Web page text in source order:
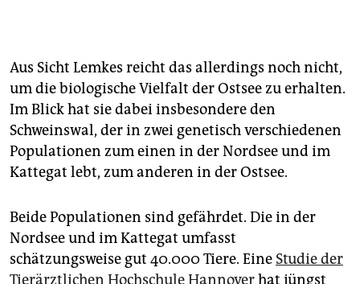
derzeit an einem neuen BSAP gearbeitet.
Aus Sicht Lemkes reicht das allerdings noch nicht,
um die biologische Vielfalt der Ostsee zu erhalten.
Im Blick hat sie dabei insbesondere den
Schweinswal, der in zwei genetisch verschiedenen
Populationen zum einen in der Nordsee und im
Kattegat lebt, zum anderen in der Ostsee.
Beide Populationen sind gefährdet. Die in der
Nordsee und im Kattegat umfasst
schätzungsweise gut 40.000 Tiere. Eine Studie der
Tierärztlichen Hochschule Hannoverhat jüngst